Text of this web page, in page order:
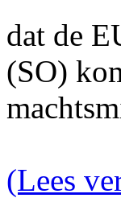
dat de
(SO)
(Lees